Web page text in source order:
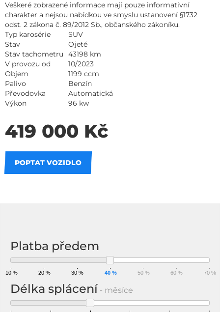
Veškeré zobrazené informace mají pouze informativní
charakter a nejsou nabídkou ve smyslu ustanovení §1732
odst. 2 zákona č. 89/2012 Sb., občanského zákoníku.
Typ karosérie
SUV
Stav
Ojeté
Stav tachometru
43198 km
V provozu od
10/2023
Objem
1199 ccm
Palivo
Benzín
Převodovka
Automatická
Výkon
96 kw
419 000 Kč
POPTAT VOZIDLO
Platba předem
10 % 20 % 30 % 40 % 50 % 60 % 70 %
Délka splácení - měsíce